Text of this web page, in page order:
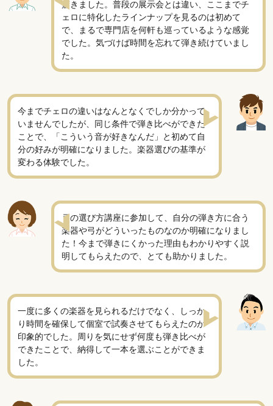
驚きました。普段の展示会とは違い、ここまでチ
ェロに特化したラインナップを見るのは初めて
で、まるで専門店を何軒も巡っているような感覚
でした。気づけば時間を忘れて弾き続けていまし
た。
今までチェロの違いはなんとなくでしか分かって
いませんでしたが、同じ条件で弾き比べができた
ことで、「こういう音が好きなんだ」と初めて自
分の好みが明確になりました。楽器選びの基準が
変わる体験でした。
弓の選び方講座に参加して、自分の弾き方に合う
楽器や弓がどういったものなのか明確になりまし
た！今まで弾きにくかった理由もわかりやすく説
明してもらえたので、とても助かりました。
一度に多くの楽器を見られるだけでなく、しっか
り時間を確保して個室で試奏させてもらえたのが
印象的でした。周りを気にせず何度も弾き比べが
できたことで、納得して一本を選ぶことができま
した。